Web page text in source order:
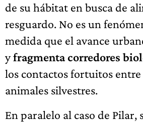
de su hábitat en busca de
resguardo. No es un
medida que el avance
yfragmenta corredores
los contactos fortuitos entre
animales silvestres.
En paralelo al caso de Pilar,